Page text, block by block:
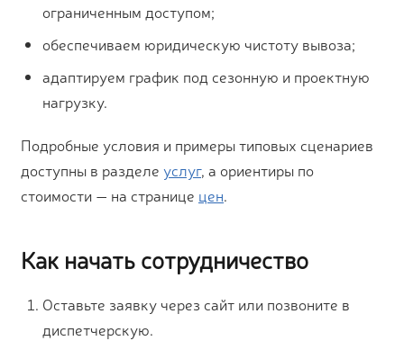
ограниченным доступом;
обеспечиваем юридическую чистоту вывоза;
адаптируем график под сезонную и проектную
нагрузку.
Подробные условия и примеры типовых сценариев
доступны в разделе услуг, а ориентиры по
стоимости — на странице цен.
Как начать сотрудничество
Оставьте заявку через сайт или позвоните в
диспетчерскую.